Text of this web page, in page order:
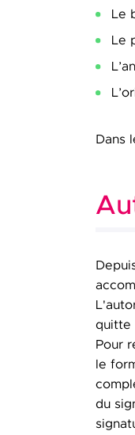
Le
Le
Dans
quitte
Pour
le
du